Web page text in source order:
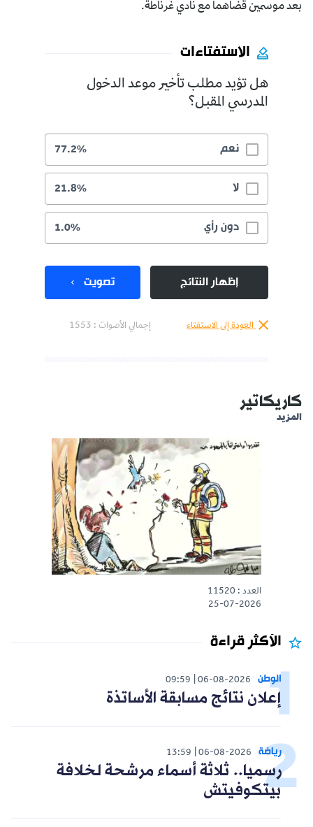
بعد موسمين قضاهما مع نادي غرناطة.
الاستفتاءات
هل تؤيد مطلب تأخير موعد الدخول
المدرسي المقبل؟
نعم 77.2%
لا 21.8%
دون رأي 1.0%
إظهار النتائج تصويت
العودة إلى الاستفتاء إجمالي الأصوات : 1553
كاريكاتير
المزيد
العدد : 11520
25-07-2026
الأكثر قراءة
الوطن 06-08-2026
09:59
إعلان نتائج مسابقة الأساتذة
رياضة 06-08-2026
13:59
رسميا.. ثلاثة أسماء مرشحة لخلافة
بيتكوفيتش